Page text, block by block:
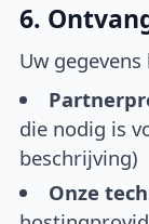
6.
Uw
die nodig is
beschrijving)
Onze